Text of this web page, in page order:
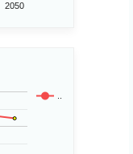
2050
..